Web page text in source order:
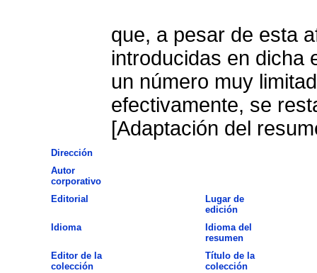
que, a pesar de esta
introducidas en dicha
un número muy
efectivamente, se
[Adaptación del
Dirección
Autor
corporativo
Editorial
Lugar de
edición
Idioma
Idioma del
resumen
Editor de la
colección
Título de la
colección